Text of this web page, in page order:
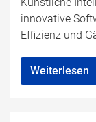
innovative
Effizienz und
Weiterlesen